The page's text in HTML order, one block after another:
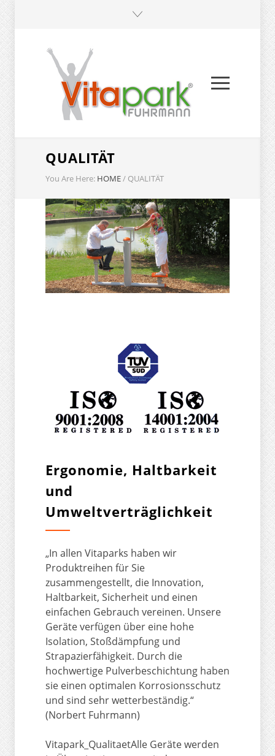
QUALITÄT
You Are Here: HOME/ QUALITÄT
Ergonomie, Haltbarkeit
und
Umweltverträglichkeit
„In allen Vitaparks haben wir
Produktreihen für Sie
zusammengestellt, die Innovation,
Haltbarkeit, Sicherheit und einen
einfachen Gebrauch vereinen. Unsere
Geräte verfügen über eine hohe
Isolation, Stoßdämpfung und
Strapazierfähigkeit. Durch die
hochwertige Pulverbeschichtung haben
sie einen optimalen Korrosionsschutz
und sind sehr wetterbeständig.“
(Norbert Fuhrmann)
Vitapark_QualitaetAlle Geräte werden